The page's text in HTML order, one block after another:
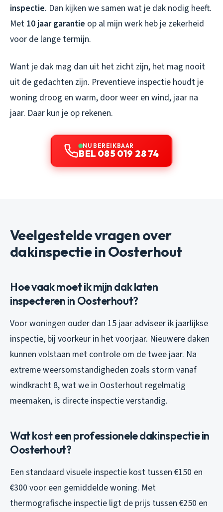
inspectie. Dan kijken we samen wat je dak nodig heeft.
Met 10 jaar garantie op al mijn werk heb je zekerheid
voor de lange termijn.
Want je dak mag dan uit het zicht zijn, het mag nooit
uit de gedachten zijn. Preventieve inspectie houdt je
woning droog en warm, door weer en wind, jaar na
jaar. Daar kun je op rekenen.
NU BEREIKBAAR
BEL 085 019 28 74
Veelgestelde vragen over
dakinspectie in Oosterhout
Hoe vaak moet ik mijn dak laten
inspecteren in Oosterhout?
Voor woningen ouder dan 15 jaar adviseer ik jaarlijkse
inspectie, bij voorkeur in het voorjaar. Nieuwere daken
kunnen volstaan met controle om de twee jaar. Na
extreme weersomstandigheden zoals storm vanaf
windkracht 8, wat we in Oosterhout regelmatig
meemaken, is directe inspectie verstandig.
Wat kost een professionele dakinspectie in
Oosterhout?
Een standaard visuele inspectie kost tussen €150 en
€300 voor een gemiddelde woning. Met
thermografische inspectie ligt de prijs tussen €250 en